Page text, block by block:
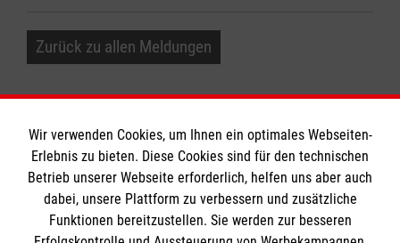
Zurück zu allen Meldungen
Informationen
Wir verwenden Cookies, um Ihnen ein optimales Webseiten-
Erlebnis zu bieten. Diese Cookies sind für den technischen
Betrieb unserer Webseite erforderlich, helfen uns aber auch
dabei, unsere Plattform zu verbessern und zusätzliche
Funktionen bereitzustellen. Sie werden zur besseren